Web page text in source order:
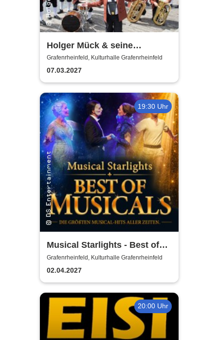
Holger Mück & seine
Egerländer Musikanten
Grafenrheinfeld, Kulturhalle Grafenrheinfeld
07.03.2027
19:30 Uhr
Musical Starlights - Best of
Musicals
Grafenrheinfeld, Kulturhalle Grafenrheinfeld
02.04.2027
20:00 Uhr